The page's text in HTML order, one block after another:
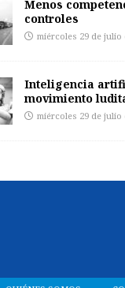
Menos
controles
miércoles 29 de julio
Inteligencia
movimiento
miércoles 29 de julio